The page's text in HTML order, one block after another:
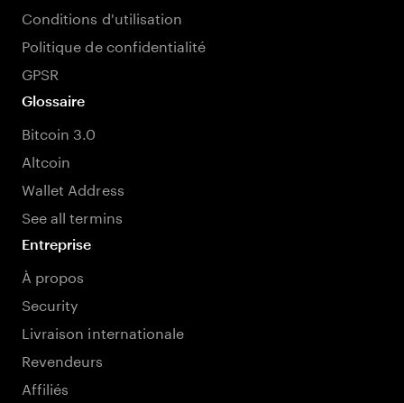
Conditions d'utilisation
Politique de confidentialité
GPSR
Glossaire
Bitcoin 3.0
Altcoin
Wallet Address
See all termins
Entreprise
À propos
Security
Livraison internationale
Revendeurs
Affiliés